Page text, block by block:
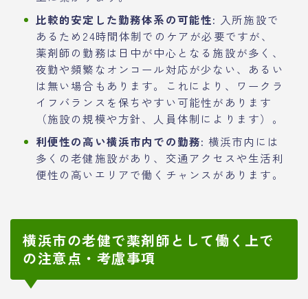
比較的安定した勤務体系の可能性: 入所施設で
あるため24時間体制でのケアが必要ですが、
薬剤師の勤務は日中が中心となる施設が多く、
夜勤や頻繁なオンコール対応が少ない、あるい
は無い場合もあります。これにより、ワークラ
イフバランスを保ちやすい可能性があります
（施設の規模や方針、人員体制によります）。
利便性の高い横浜市内での勤務: 横浜市内には
多くの老健施設があり、交通アクセスや生活利
便性の高いエリアで働くチャンスがあります。
横浜市の老健で薬剤師として働く上で
の注意点・考慮事項